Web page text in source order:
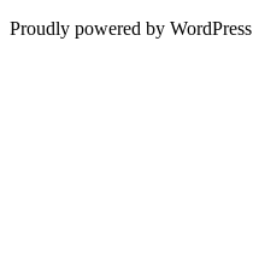
Proudly powered by WordPress